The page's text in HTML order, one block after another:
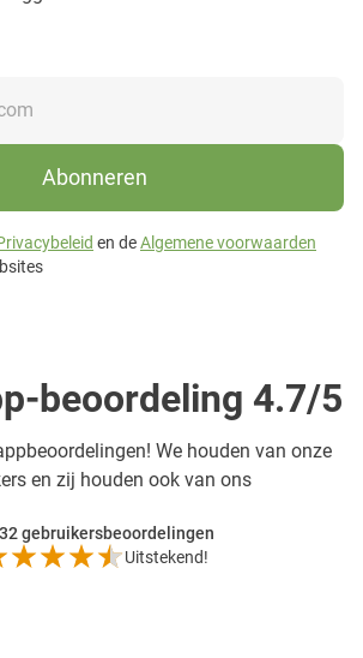
Abonneren
en deAlgemene voorwaarden
beoordeling 4.7/5
We houden van onze
en zij houden ook van ons
gebruikersbeoordelingen
Uitstekend!